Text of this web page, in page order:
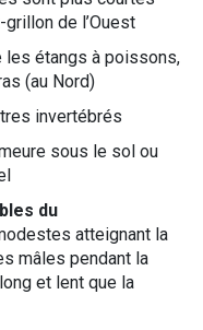
de l’Ouest
étangs à poissons,
(au Nord)
invertébrés
sous le sol ou
du
atteignant la
mâles pendant la
et lent que la